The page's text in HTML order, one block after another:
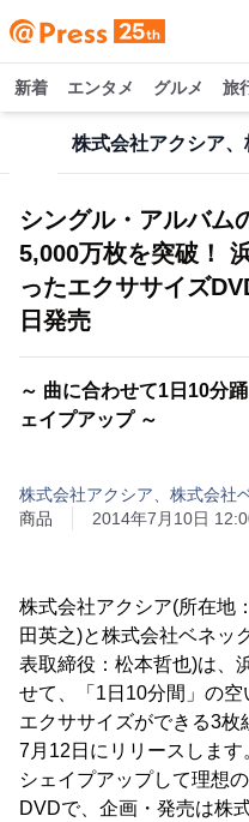
新着 エンタメ グルメ 旅
シングル・アルバム
5,000万枚を突破！
ったエクササイズ
日発売
～ 曲に合わせて1日10分
ェイプアップ ～
株式会社アクシア、株式会社
商品
2014年7月10日
株式会社アクシア(所在地
田英之)と株式会社ベネッ
表取締役：松本哲也)は、
せて、「1日10分間」の
エクササイズができる3
7月12日にリリースします
シェイプアップして理想
DVDで、企画・発売は株